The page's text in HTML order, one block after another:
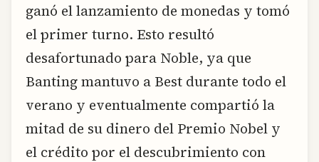
ganó el lanzamiento de monedas y tomó
el primer turno. Esto resultó
desafortunado para Noble, ya que
Banting mantuvo a Best durante todo el
verano y eventualmente compartió la
mitad de su dinero del Premio Nobel y
el crédito por el descubrimiento con